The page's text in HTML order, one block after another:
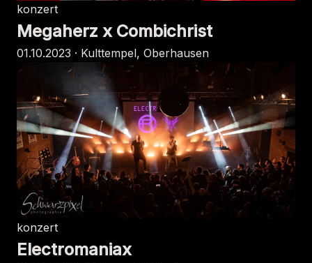
konzert
Megaherz x Combichrist
01.10.2023 · Kulttempel, Oberhausen
konzert
Electromaniax